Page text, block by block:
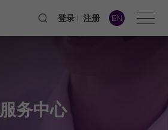
登录 注册 EN
服务中心